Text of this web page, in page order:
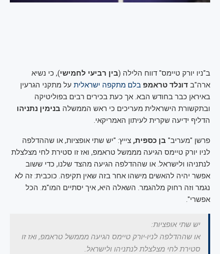
ב"ניו יורק טיימס" דווח הלילה (בין רביעי לחמישי), כי נשיא
ארה"ב דונלד טראמפ בלם מתקפה ישראלית על מתקני הגרעין
באיראן כבר בחודש הבא. אך כעת בכירים רבים בפוליטיקה
ובתקשורת הישראלית מעריכים כי ראש הממשלה בנימין נתניהו
הדליף ידיעה שקרית לעיתון האמריקאי.
פרשן "מעריב" בן כספית, צייץ: "‏יש שתי אופציות, או שההדלפה
לניו יורק טיימס הגיעה מממשל טראמפ, ואז זו סטירת לחי מצלצלת
לנתניהו ולישראל. או שההדלפה הגיעה מהצד שלנו, כדי ששוב
אפשר יהיה להאשים מישהו אחר בזה שאין תקיפה. כוכבית: זה לא
נגמר וזה רחוק מלהגמר. השאלה היא, איך יסתיים המו"מ. הכל
אפשרי".
יש שתי אופציות:
או שההדלפה לניו-יורק טיימס הגיעה מממשל טראמפ, ואז זו
סטירת לחי מצלצלת לנתניהו ולישראל.